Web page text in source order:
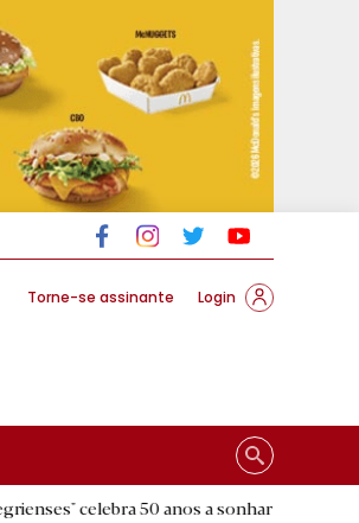
Torne-se assinante Login
50 anos a sonhar com «casa própria»